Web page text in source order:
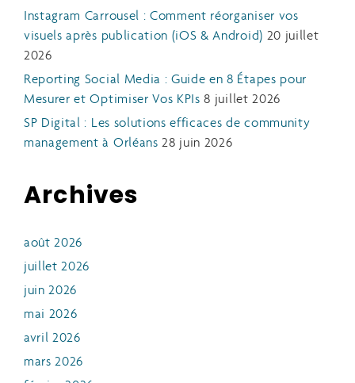
Instagram Carrousel : Comment réorganiser vos
visuels après publication (iOS & Android) 20 juillet
2026
Reporting Social Media : Guide en 8 Étapes pour
Mesurer et Optimiser Vos KPIs 8 juillet 2026
SP Digital : Les solutions efficaces de community
management à Orléans 28 juin 2026
Archives
août 2026
juillet 2026
juin 2026
mai 2026
avril 2026
mars 2026